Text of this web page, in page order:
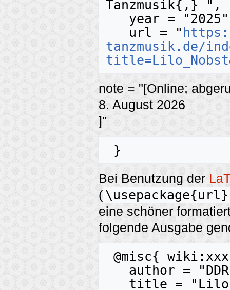
Tanzmusik{,} ",
   url = "
tanzmusik.de/
note = "[Online;
8. August 2026
]"
Bei Benutzung der
( \usepackage{url}
eine schöner
folgende Ausgabe